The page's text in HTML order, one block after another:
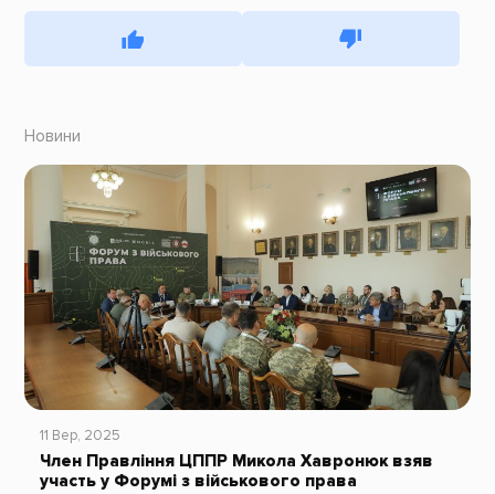
Новини
11 Вер, 2025
Член Правління ЦППР Микола Хавронюк взяв
участь у Форумі з військового права